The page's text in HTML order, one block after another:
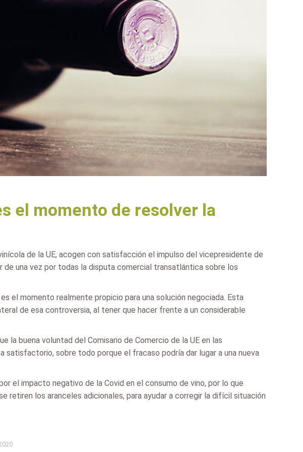
el momento de resolver la
de la UE, acogen con satisfacción el impulso del vicepresidente de
de una vez por todas la disputa comercial transatlántica sobre los
el momento realmente propicio para una solución negociada. Esta
de esa controversia, al tener que hacer frente a un considerable
buena voluntad del Comisario de Comercio de la UE en las
satisfactorio, sobre todo porque el fracaso podría dar lugar a una nueva
el impacto negativo de la Covid en el consumo de vino, por lo que
los aranceles adicionales, para ayudar a corregir la difícil situación